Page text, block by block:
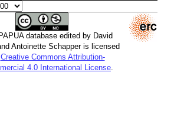
database edited by David
Antoinette Schapper is licensed
Creative Commons Attribution-
4.0 International License.